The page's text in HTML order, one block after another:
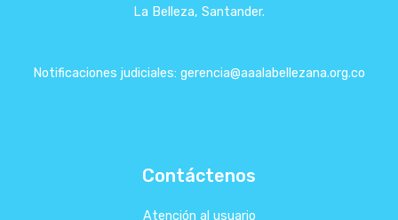
La Belleza, Santander.
Notificaciones judiciales: gerencia@aaalabellezana.org.co
Contáctenos
Atención al usuario